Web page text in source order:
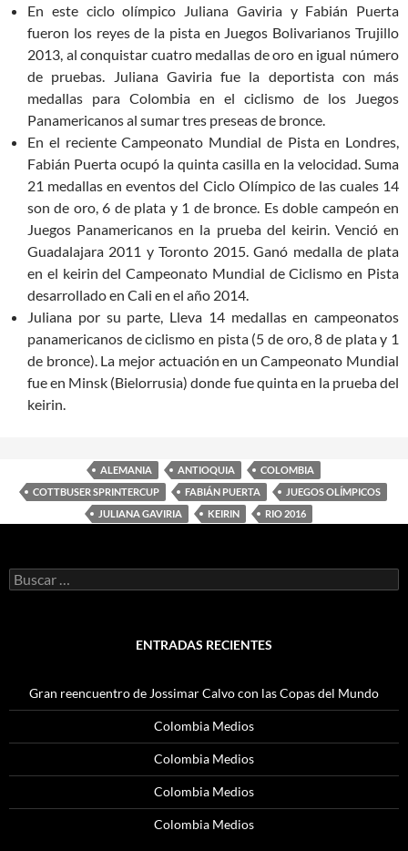
En este ciclo olímpico Juliana Gaviria y Fabián Puerta
fueron los reyes de la pista en Juegos Bolivarianos Trujillo
2013, al conquistar cuatro medallas de oro en igual número
de pruebas. Juliana Gaviria fue la deportista con más
medallas para Colombia en el ciclismo de los Juegos
Panamericanos al sumar tres preseas de bronce.
En el reciente Campeonato Mundial de Pista en Londres,
Fabián Puerta ocupó la quinta casilla en la velocidad. Suma
21 medallas en eventos del Ciclo Olímpico de las cuales 14
son de oro, 6 de plata y 1 de bronce. Es doble campeón en
Juegos Panamericanos en la prueba del keirin. Venció en
Guadalajara 2011 y Toronto 2015. Ganó medalla de plata
en el keirin del Campeonato Mundial de Ciclismo en Pista
desarrollado en Cali en el año 2014.
Juliana por su parte, Lleva 14 medallas en campeonatos
panamericanos de ciclismo en pista (5 de oro, 8 de plata y 1
de bronce). La mejor actuación en un Campeonato Mundial
fue en Minsk (Bielorrusia) donde fue quinta en la prueba del
keirin.
ALEMANIA ANTIOQUIA
COLOMBIA
COTTBUSER SPRINTERCUP
FABIÁN PUERTA
JUEGOS OLÍMPICOS
JULIANA GAVIRIA
KEIRIN RIO 2016
Buscar:
ENTRADAS RECIENTES
Gran reencuentro de Jossimar Calvo con las Copas del Mundo
Colombia Medios
Colombia Medios
Colombia Medios
Colombia Medios